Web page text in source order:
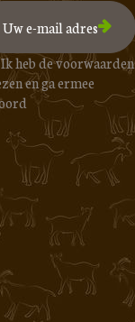
Ik heb de voorwaarden
en ga ermee